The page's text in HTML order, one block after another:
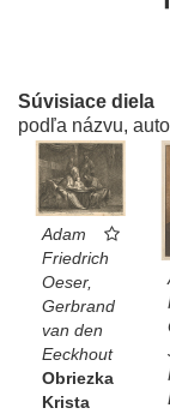
Súvisiace diela
podľa názvu,
Adam
Friedrich
Oeser,
Gerbrand
van den
Eeckhout
Obriezka
Krista